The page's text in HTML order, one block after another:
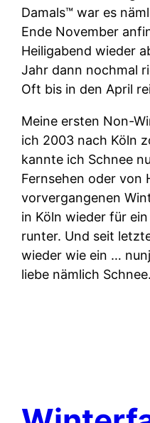
Damals™ war es
Ende November
Heiligabend wieder
Jahr dann nochmal
Oft bis in den April
Meine ersten Non-
ich 2003 nach Köln
kannte ich Schnee
Fernsehen oder von
vorvergangenen
in Köln wieder für
runter. Und seit
wieder wie ein …
liebe nämlich